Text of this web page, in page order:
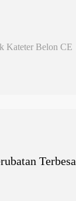
Kateter Belon CE